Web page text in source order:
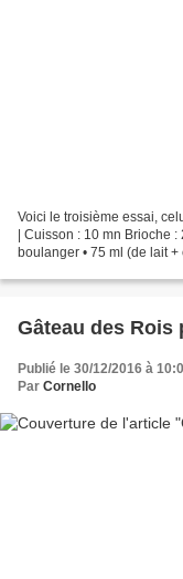
Voici le troisième essai,
| Cuisson : 10 mn Brioche
boulanger • 75 ml (de lait
Gâteau des Rois
Publié le 30/12/2016 à
Par Cornello